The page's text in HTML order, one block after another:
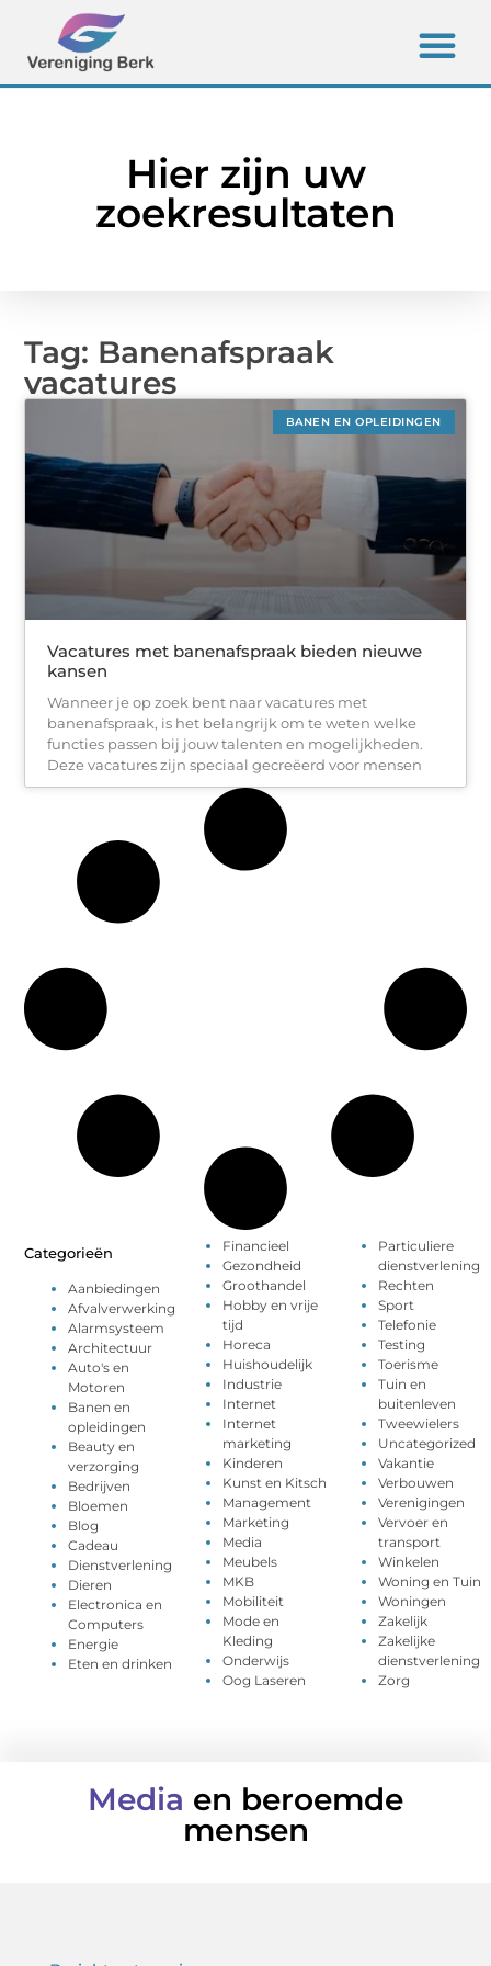
Hier zijn uw
zoekresultaten
Tag: Banenafspraak
vacatures
BANEN EN OPLEIDINGEN
Vacatures met banenafspraak bieden nieuwe
kansen
Wanneer je op zoek bent naar vacatures met
banenafspraak, is het belangrijk om te weten welke
functies passen bij jouw talenten en mogelijkheden.
Deze vacatures zijn speciaal gecreëerd voor mensen
Categorieën
Aanbiedingen
Afvalverwerking
Alarmsysteem
Architectuur
Auto's en
Motoren
Banen en
opleidingen
Beauty en
verzorging
Bedrijven
Bloemen
Blog
Cadeau
Dienstverlening
Dieren
Electronica en
Computers
Energie
Eten en drinken
Financieel
Gezondheid
Groothandel
Hobby en vrije
tijd
Horeca
Huishoudelijk
Industrie
Internet
Internet
marketing
Kinderen
Kunst en Kitsch
Management
Marketing
Media
Meubels
MKB
Mobiliteit
Mode en
Kleding
Onderwijs
Oog Laseren
Particuliere
dienstverlening
Rechten
Sport
Telefonie
Testing
Toerisme
Tuin en
buitenleven
Tweewielers
Uncategorized
Vakantie
Verbouwen
Verenigingen
Vervoer en
transport
Winkelen
Woning en Tuin
Woningen
Zakelijk
Zakelijke
dienstverlening
Zorg
Media en beroemde
mensen